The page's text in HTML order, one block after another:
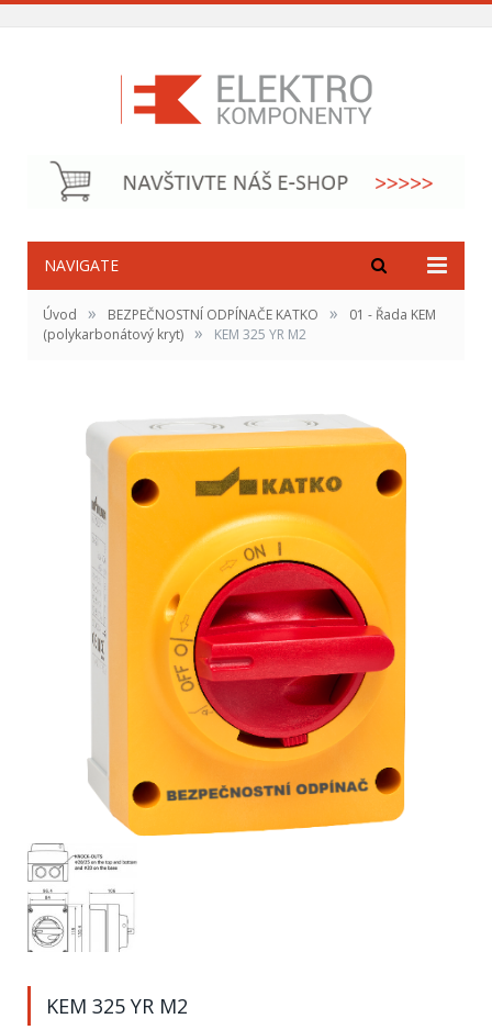
NAVIGATE
Úvod » BEZPEČNOSTNÍ ODPÍNAČE KATKO »
01 - Řada KEM
(polykarbonátový kryt) » KEM 325 YR M2
KEM 325 YR M2